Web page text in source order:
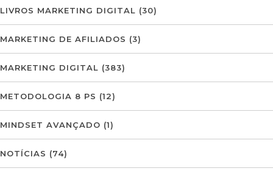
LIVROS MARKETING DIGITAL (30)
MARKETING DE AFILIADOS (3)
MARKETING DIGITAL (383)
METODOLOGIA 8 PS (12)
MINDSET AVANÇADO (1)
NOTÍCIAS (74)